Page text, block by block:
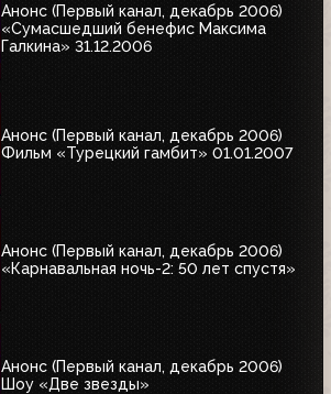
Анонс (Первый канал, декабрь 2006)
«Сумасшедший бенефис Максима
Галкина» 31.12.2006
Анонс (Первый канал, декабрь 2006)
Фильм «Турецкий гамбит» 01.01.2007
Анонс (Первый канал, декабрь 2006)
«Карнавальная ночь-2: 50 лет спустя»
Анонс (Первый канал, декабрь 2006)
Шоу «Две звезды»